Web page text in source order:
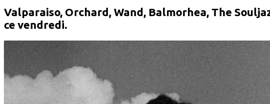
Valparaiso, Orchard, Wand, Balmorhea, The
ce vendredi.